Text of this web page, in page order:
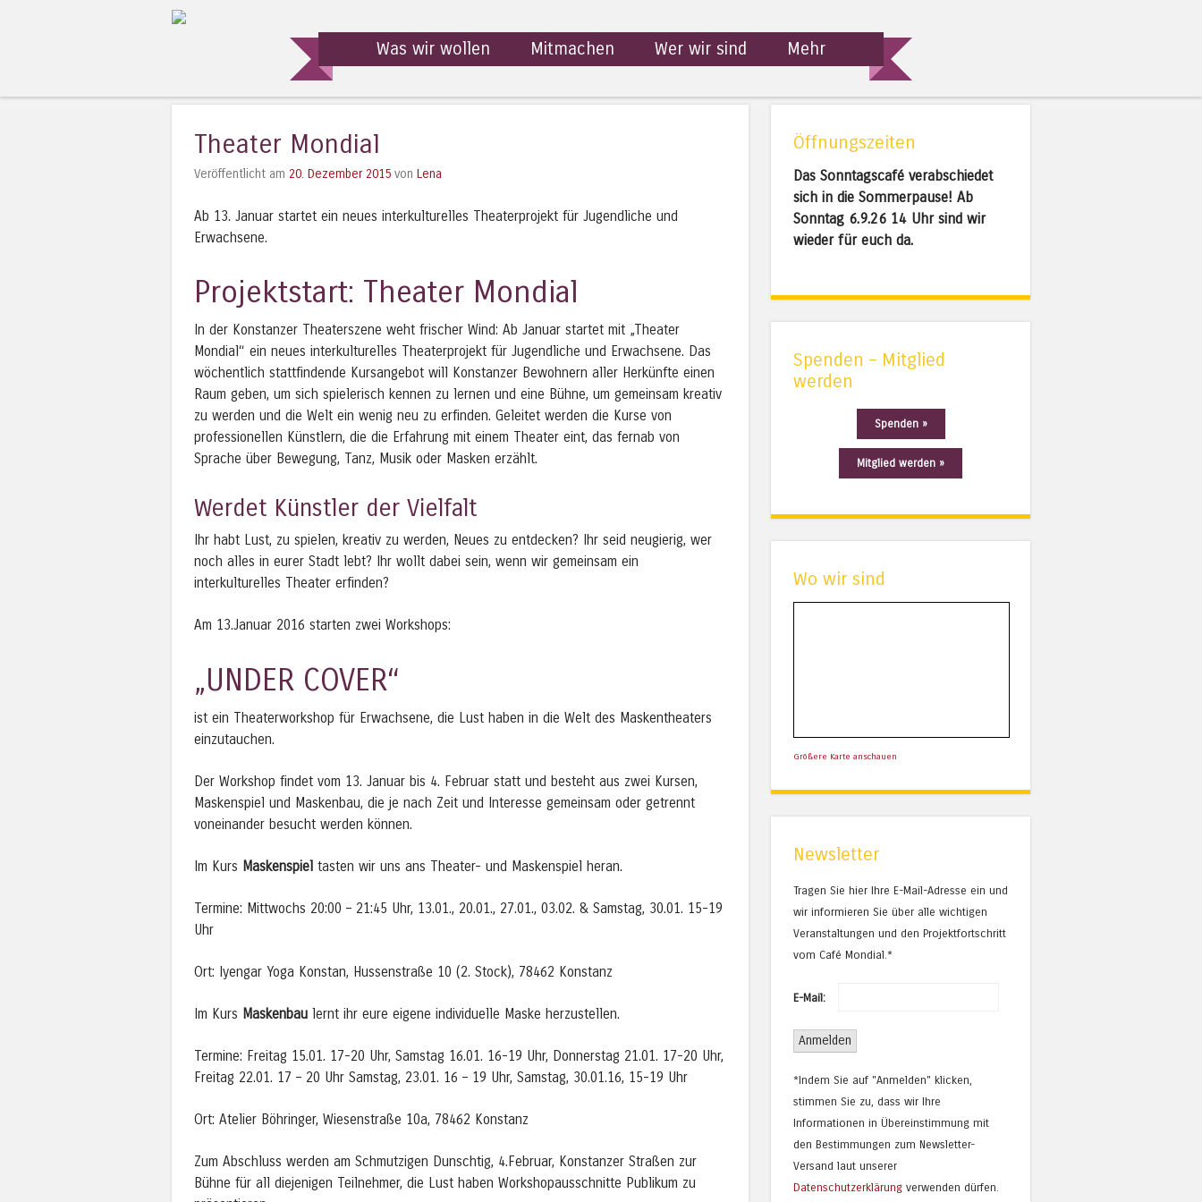
Was wir wollen Mitmachen Wer wir sind Mehr
Theater Mondial
Veröffentlicht am 20. Dezember 2015 von Lena
Ab 13. Januar startet ein neues interkulturelles Theaterprojekt für Jugendliche und
Erwachsene.
Projektstart: Theater Mondial
In der Konstanzer Theaterszene weht frischer Wind: Ab Januar startet mit „Theater
Mondial“ ein neues interkulturelles Theaterprojekt für Jugendliche und Erwachsene. Das
wöchentlich stattfindende Kursangebot will Konstanzer Bewohnern aller Herkünfte einen
Raum geben, um sich spielerisch kennen zu lernen und eine Bühne, um gemeinsam kreativ
zu werden und die Welt ein wenig neu zu erfinden. Geleitet werden die Kurse von
professionellen Künstlern, die die Erfahrung mit einem Theater eint, das fernab von
Sprache über Bewegung, Tanz, Musik oder Masken erzählt.
Werdet Künstler der Vielfalt
Ihr habt Lust, zu spielen, kreativ zu werden, Neues zu entdecken? Ihr seid neugierig, wer
noch alles in eurer Stadt lebt? Ihr wollt dabei sein, wenn wir gemeinsam ein
interkulturelles Theater erfinden?
Am 13.Januar 2016 starten zwei Workshops:
„UNDER COVER“
ist ein Theaterworkshop für Erwachsene, die Lust haben in die Welt des Maskentheaters
einzutauchen.
Der Workshop findet vom 13. Januar bis 4. Februar statt und besteht aus zwei Kursen,
Maskenspiel und Maskenbau, die je nach Zeit und Interesse gemeinsam oder getrennt
voneinander besucht werden können.
Im Kurs Maskenspiel tasten wir uns ans Theater- und Maskenspiel heran.
Termine: Mittwochs 20:00 – 21:45 Uhr, 13.01., 20.01., 27.01., 03.02. & Samstag, 30.01. 15-19
Uhr
Ort: Iyengar Yoga Konstan, Hussenstraße 10 (2. Stock), 78462 Konstanz
Im Kurs Maskenbau lernt ihr eure eigene individuelle Maske herzustellen.
Termine: Freitag 15.01. 17-20 Uhr, Samstag 16.01. 16-19 Uhr, Donnerstag 21.01. 17-20 Uhr,
Freitag 22.01. 17 – 20 Uhr Samstag, 23.01. 16 – 19 Uhr, Samstag, 30.01.16, 15-19 Uhr
Ort: Atelier Böhringer, Wiesenstraße 10a, 78462 Konstanz
Zum Abschluss werden am Schmutzigen Dunschtig, 4.Februar, Konstanzer Straßen zur
Bühne für all diejenigen Teilnehmer, die Lust haben Workshopausschnitte Publikum zu
Öffnungszeiten
Das Sonntagscafé verabschiedet
sich in die Sommerpause! Ab
Sonntag 6.9.26 14 Uhr sind wir
wieder für euch da.
Spenden – Mitglied
werden
Spenden »
Mitglied werden »
Wo wir sind
Größere Karte anschauen
Newsletter
Tragen Sie hier Ihre E-Mail-Adresse ein und
wir informieren Sie über alle wichtigen
Veranstaltungen und den Projektfortschritt
vom Café Mondial.*
E-Mail:
*Indem Sie auf "Anmelden" klicken,
stimmen Sie zu, dass wir Ihre
Informationen in Übereinstimmung mit
den Bestimmungen zum Newsletter-
Versand laut unserer
Datenschutzerklärung verwenden dürfen.